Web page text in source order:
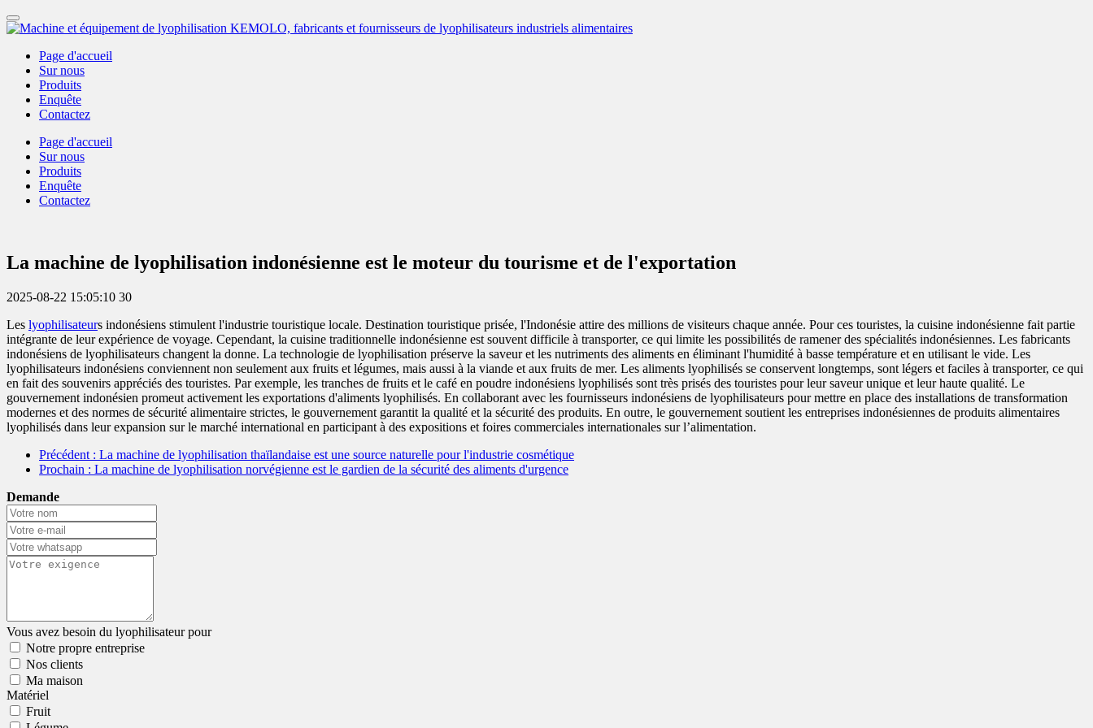
Page d'accueil
Sur nous
Produits
Enquête
Contactez
Page d'accueil
Sur nous
Produits
Enquête
Contactez
La machine de lyophilisation indonésienne est le moteur du tourisme et de l'exportation
2025-08-22 15:05:10 30
Les lyophilisateurs indonésiens stimulent l'industrie touristique locale. Destination touristique prisée, l'Indonésie attire des millions de visiteurs chaque année. Pour ces touristes, la cuisine indonésienne fait partie
intégrante de leur expérience de voyage. Cependant, la cuisine traditionnelle indonésienne est souvent difficile à transporter, ce qui limite les possibilités de ramener des spécialités indonésiennes. Les fabricants
indonésiens de lyophilisateurs changent la donne. La technologie de lyophilisation préserve la saveur et les nutriments des aliments en éliminant l'humidité à basse température et en utilisant le vide. Les
lyophilisateurs indonésiens conviennent non seulement aux fruits et légumes, mais aussi à la viande et aux fruits de mer. Les aliments lyophilisés se conservent longtemps, sont légers et faciles à transporter, ce qui
en fait des souvenirs appréciés des touristes. Par exemple, les tranches de fruits et le café en poudre indonésiens lyophilisés sont très prisés des touristes pour leur saveur unique et leur haute qualité. Le
gouvernement indonésien promeut activement les exportations d'aliments lyophilisés. En collaborant avec les fournisseurs indonésiens de lyophilisateurs pour mettre en place des installations de transformation
modernes et des normes de sécurité alimentaire strictes, le gouvernement garantit la qualité et la sécurité des produits. En outre, le gouvernement soutient les entreprises indonésiennes de produits alimentaires
lyophilisés dans leur expansion sur le marché international en participant à des expositions et foires commerciales internationales sur l’alimentation.
Précédent : La machine de lyophilisation thaïlandaise est une source naturelle pour l'industrie cosmétique
Prochain : La machine de lyophilisation norvégienne est le gardien de la sécurité des aliments d'urgence
Demande
Vous avez besoin du lyophilisateur pour
Notre propre entreprise
Nos clients
Ma maison
Matériel
Fruit